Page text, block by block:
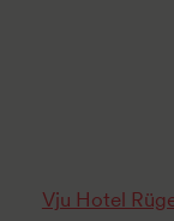
Vju Hotel